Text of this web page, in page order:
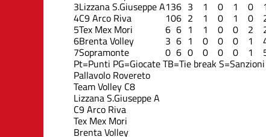
3Lizzana S.Giuseppe A136 3 1 0 1 0
4C9 Arco Riva 106 2 1 0 1 0
5Tex Mex Mori 6 6 1 1 0 0 2
6Brenta Volley 3 6 1 0 0 0 1
7Sopramonte 0 6 0 0 0 0 1
Pt=Punti PG=GiocateTB=Tie breakS=Sanzioni
Pallavolo Rovereto
Team Volley C8
Lizzana S.Giuseppe A
C9 Arco Riva
Tex Mex Mori
Brenta Volley